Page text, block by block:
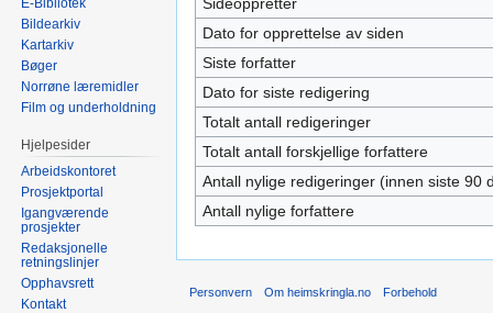
Dato for opprettelse av siden
Siste forfatter
Dato for siste redigering
Totalt antall redigeringer
Totalt antall forskjellige forfattere
Antall nylige redigeringer (innen siste 90
Antall nylige forfattere
E-Bibliotek
Bildearkiv
Kartarkiv
Bøger
Norrøne læremidler
Film og underholdning
Hjelpesider
Arbeidskontoret
Prosjektportal
Igangværende
prosjekter
Redaksjonelle
retningslinjer
Opphavsrett
Kontakt
Personvern Om heimskringla.no Forbehold